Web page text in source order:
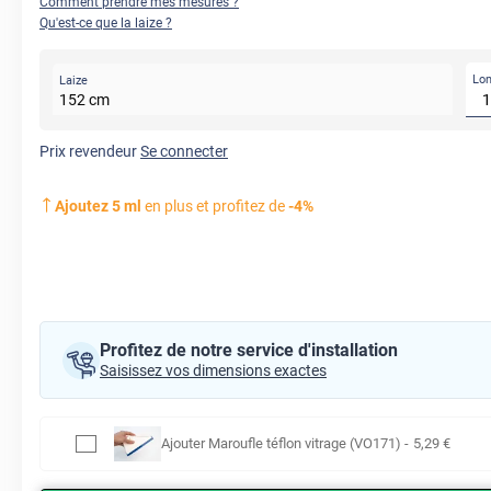
Qu'est-ce que la laize ?
Laize
152cm
Prix revendeurSe connecter
Ajoutez5ml en plus et profitez de-4%
Profitez de notre service d'installation
Saisissez vos dimensions exactes
Ajouter Maroufle téflon vitrage (VO171) - 5,29 €